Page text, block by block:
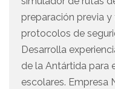
preparación previa
protocolos de
Desarrolla
de la Antártida para
escolares. Empresa